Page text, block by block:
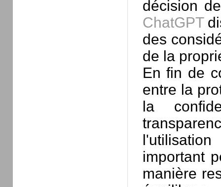
décision
ChatGPT
des
de la
En fin de
entre la
la
important
manière